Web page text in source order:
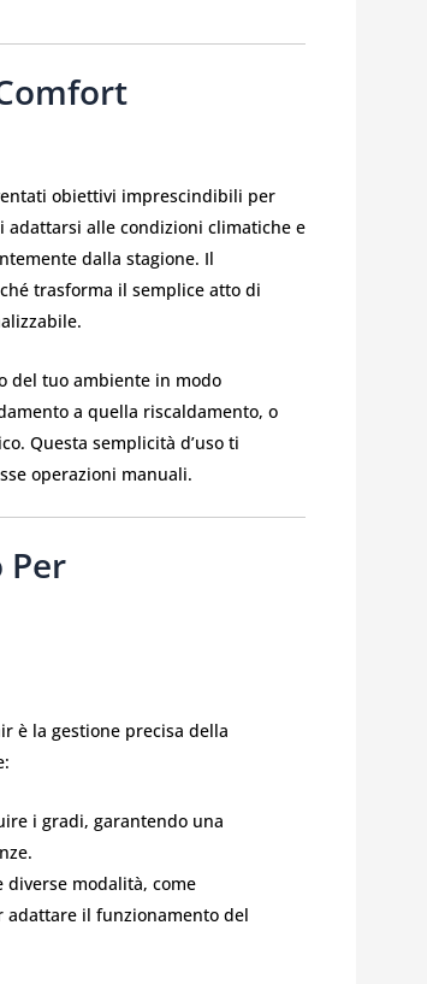
obiettivi imprescindibili per
alle condizioni climatiche e
dalla stagione. Il
trasforma il semplice atto di
del tuo ambiente in modo
a quella riscaldamento, o
Questa semplicità d’uso ti
operazioni manuali.
Per
è la gestione precisa della
i gradi, garantendo una
diverse modalità, come
adattare il funzionamento del